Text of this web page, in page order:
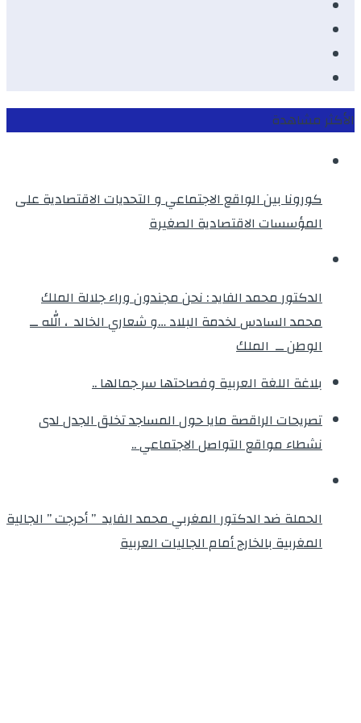
الأكثر مشاهدة
كورونا بين الواقع الاجتماعي و التحديات الاقتصادية على
المؤسسات الاقتصادية الصغيرة
الدكتور محمد الفايد : نحن مجندون وراء جلالة الملك
محمد السادس لخدمة البلاد …و شعاري الخالد ، الله ــ
الوطن ــ الملك
بلاغة اللغة العربية وفصاحتها سر جمالها ..
تصريحات الراقصة مايا حول المساجد تخلق الجدل لدى
نشطاء مواقع التواصل الاجتماعي ..
الحملة ضد الدكتور المغربي محمد الفايد ” أحرجت ” الجالية
المغربية بالخارج أمام الجاليات العربية